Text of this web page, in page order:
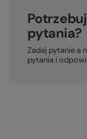
pytania?
Zadaj pytanie a
pytania i